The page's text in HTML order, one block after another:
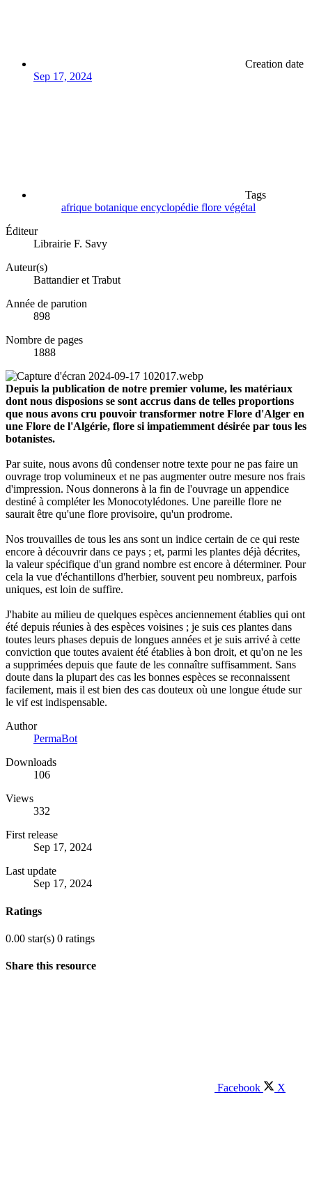
Creation date
Sep 17, 2024
Tags
afrique botanique encyclopédie flore végétal
Éditeur
Librairie F. Savy
Auteur(s)
Battandier et Trabut
Année de parution
898
Nombre de pages
1888
Depuis la publication de notre premier volume, les matériaux
dont nous disposions se sont accrus dans de telles proportions
que nous avons cru pouvoir transformer notre Flore d'Alger en
une Flore de l'Algérie, flore si impatiemment désirée par tous les
botanistes.
Par suite, nous avons dû condenser notre texte pour ne pas faire un
ouvrage trop volumineux et ne pas augmenter outre mesure nos frais
d'impression. Nous donnerons à la fin de l'ouvrage un appendice
destiné à compléter les Monocotylédones. Une pareille flore ne
saurait être qu'une flore provisoire, qu'un prodrome.
Nos trouvailles de tous les ans sont un indice certain de ce qui reste
encore à découvrir dans ce pays ; et, parmi les plantes déjà décrites,
la valeur spécifique d'un grand nombre est encore à déterminer. Pour
cela la vue d'échantillons d'herbier, souvent peu nombreux, parfois
uniques, est loin de suffire.
J'habite au milieu de quelques espèces anciennement établies qui ont
été depuis réunies à des espèces voisines ; je suis ces plantes dans
toutes leurs phases depuis de longues années et je suis arrivé à cette
conviction que toutes avaient été établies à bon droit, et qu'on ne les
a supprimées depuis que faute de les connaître suffisamment. Sans
doute dans la plupart des cas les bonnes espèces se reconnaissent
facilement, mais il est bien des cas douteux où une longue étude sur
le vif est indispensable.
Author
PermaBot
Downloads
106
Views
332
First release
Sep 17, 2024
Last update
Sep 17, 2024
Ratings
0.00 star(s) 0 ratings
Share this resource
Facebook X